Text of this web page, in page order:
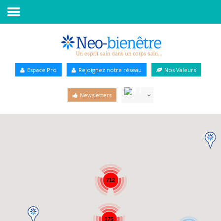
Annuaire Bien-être
Espace Pro Rejoignez notre réseau Nos Valeurs
Newsletters
712
175